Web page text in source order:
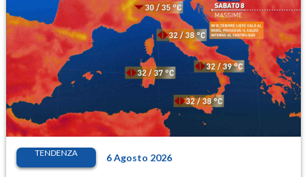
TENDENZA 6 Agosto 2026